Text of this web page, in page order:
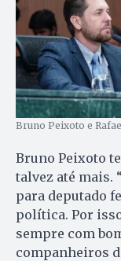
Bruno Peixoto e
Bruno Peixoto
talvez até mais.
para deputado
política. Por
sempre com
companheiros